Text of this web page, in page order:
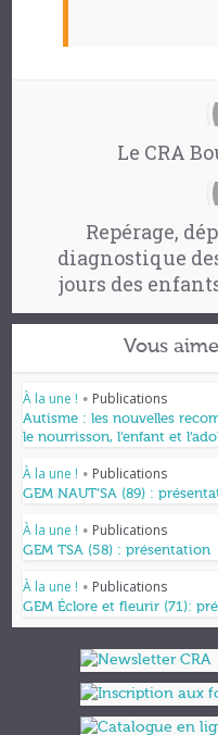
Le CRA
Repérage,
diagnostique
jours des
Vous
À la une ! • Publications
Autisme : les nouvelles
le nourrisson, l’enfant et
À la une ! • Publications
GEM NAUT’SA (89) :
À la une ! • Publications
GEM TSA (58) : présentation
À la une ! • Publications
GEM Éclore et fleurir (71):